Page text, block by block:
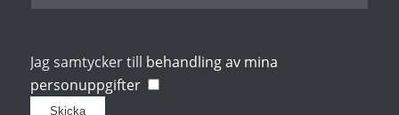
Jag samtycker till behandling av mina
personuppgifter